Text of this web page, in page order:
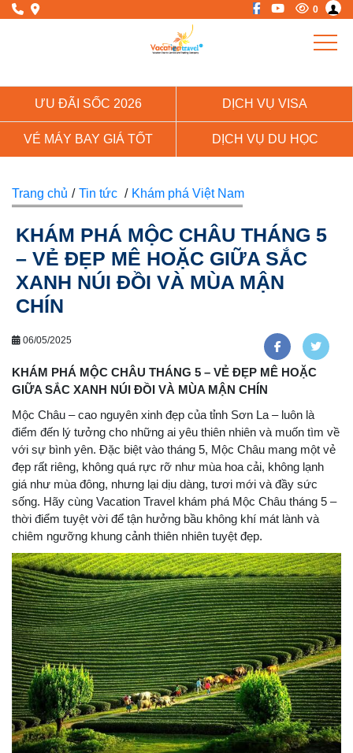
0
ƯU ĐÃI SỐC 2026 DỊCH VỤ VISA
VÉ MÁY BAY GIÁ TỐT DỊCH VỤ DU HỌC
Trang chủ / Tin tức / Khám phá Việt Nam
KHÁM PHÁ MỘC CHÂU THÁNG 5
– VẺ ĐẸP MÊ HOẶC GIỮA SẮC
XANH NÚI ĐỒI VÀ MÙA MẬN
CHÍN
06/05/2025
KHÁM PHÁ MỘC CHÂU THÁNG 5 – VẺ ĐẸP MÊ HOẶC
GIỮA SẮC XANH NÚI ĐỒI VÀ MÙA MẬN CHÍN
Mộc Châu – cao nguyên xinh đẹp của tỉnh Sơn La – luôn là
điểm đến lý tưởng cho những ai yêu thiên nhiên và muốn tìm về
với sự bình yên. Đặc biệt vào tháng 5, Mộc Châu mang một vẻ
đẹp rất riêng, không quá rực rỡ như mùa hoa cải, không lạnh
giá như mùa đông, nhưng lại dịu dàng, tươi mới và đầy sức
sống. Hãy cùng Vacation Travel khám phá Mộc Châu tháng 5 –
thời điểm tuyệt vời để tận hưởng bầu không khí mát lành và
chiêm ngưỡng khung cảnh thiên nhiên tuyệt đẹp.